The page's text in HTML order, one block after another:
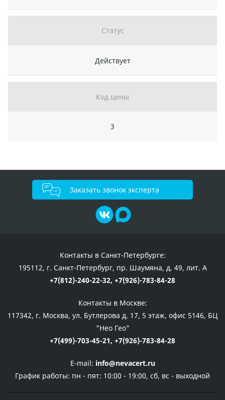
Статус
Действует
Код цены
3
Заказать звонок эксперта
Контакты в Санкт-Петербурге:
195112, г. Санкт-Петербург, пр. Шаумяна, д. 49, лит. А
+7(812)-240-22-32, +7(926)-783-84-28
Контакты в Москве:
117342, г. Москва, ул. Бутлерова д. 17, 5 этаж, офис 5146, БЦ
"Нео Гео"
+7(499)-703-45-21, +7(926)-783-84-28
E-mail: info@nevacert.ru
График работы: пн - пят: 10:00 - 19:00, сб, вс - выходной